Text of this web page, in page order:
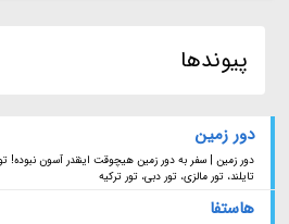
پیوندها
دور زمین
دور زمین | سفر به دور زمین هیچوقت اینقدر آسون نبوده!
تایلند، تور مالزی، تور دبی، تور ترکیه
هاستفا